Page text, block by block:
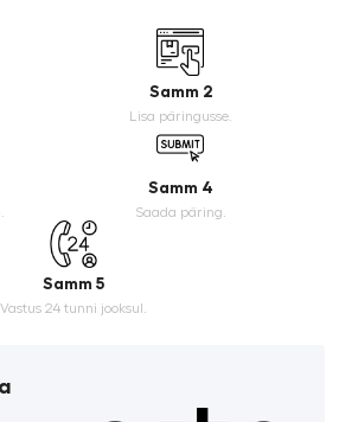
Samm 2
Lisa päringusse.
Samm 4
Saada päring.
Samm 5
Vastus 24 tunni jooksul.